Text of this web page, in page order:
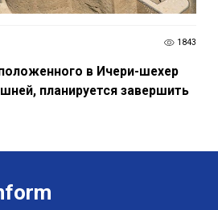
1843
в Ичери-шехер
планируется завершить